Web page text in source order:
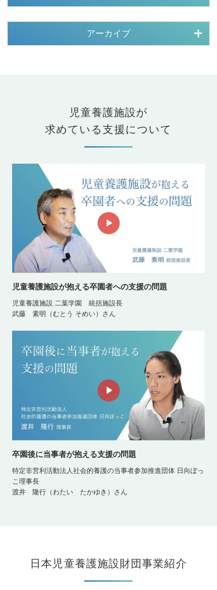
アーカイブ
児童養護施設が
求めている支援について
児童養護施設が抱える卒園者への支援の問題
児童養護施設 二葉学園 統括施設長
武藤 素明（むとう そめい）さん
卒園後に当事者が抱える支援の問題
特定非営利活動法人社会的養護の当事者参加推進団体 日向ぼっ
こ理事長
渡井 隆行（わたい たかゆき）さん
日本児童養護施設財団事業紹介